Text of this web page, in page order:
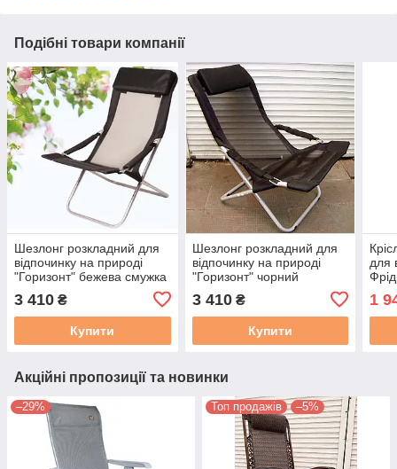
Подібні товари компанії
Шезлонг розкладний для
відпочинку на природі
"Горизонт" бежева смужка
3 410 ₴
Купити
Шезлонг розкладний для
відпочинку на природі
"Горизонт" чорний
3 410₴
Купити
для
1
Акційні пропозиції та новинки
–29% Топ продажів –5%